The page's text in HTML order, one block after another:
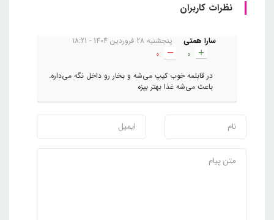
نظرات کاربران
سارا همتی
پنجشنبه 28 فروردین 1404 - 18:21
در قابلمه خوب کیپ می‌شه و بخار رو داخل نگه می‌داره.
باعث می‌شه غذا بهتر بپزه